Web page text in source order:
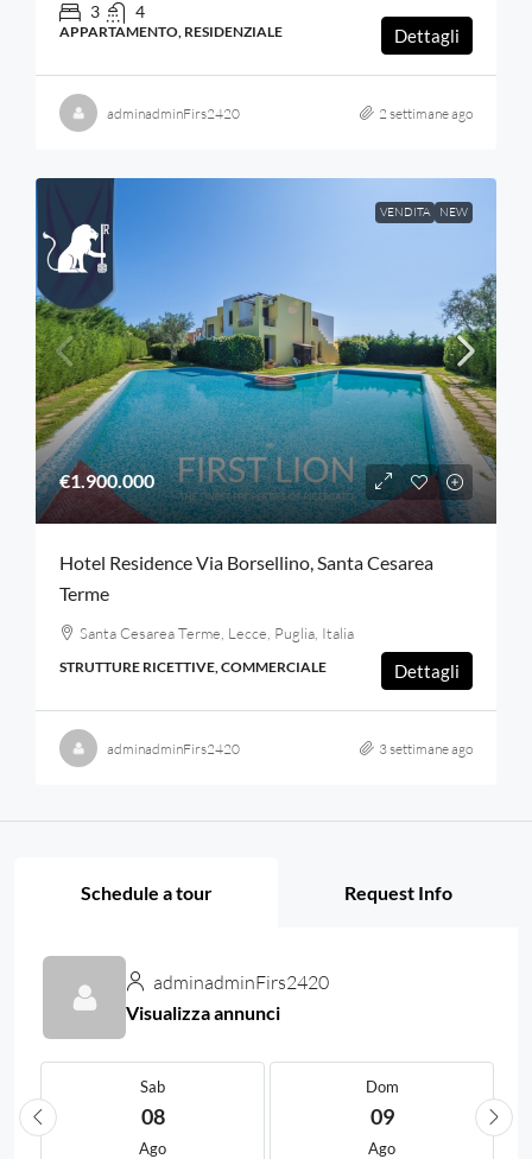
3 4
APPARTAMENTO, RESIDENZIALE Dettagli
adminadminFirs2420 2 settimane ago
VENDITA NEW
€1.900.000
Hotel Residence Via Borsellino, Santa Cesarea
Terme
Santa Cesarea Terme, Lecce, Puglia, Italia
STRUTTURE RICETTIVE, COMMERCIALE Dettagli
adminadminFirs2420 3 settimane ago
Schedule a tour Request Info
adminadminFirs2420
Visualizza annunci
Sab
08
Ago
Dom
09
Ago